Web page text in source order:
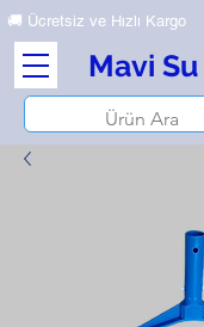
🚚 Ücretsiz ve Hızlı
Mavi